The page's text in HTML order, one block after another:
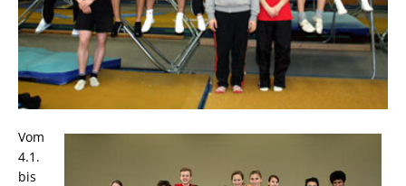
Vom
4.1.
bis